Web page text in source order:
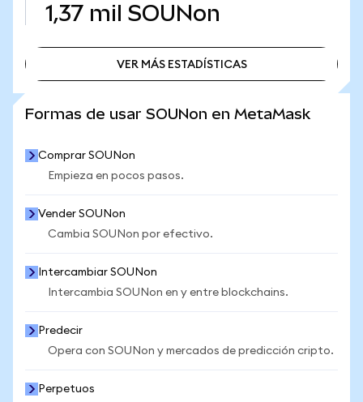
1,37 mil SOUNon
VER MÁS ESTADÍSTICAS
Formas de usar SOUNon en MetaMask
Comprar SOUNon
Empieza en pocos pasos.
Vender SOUNon
Cambia SOUNon por efectivo.
Intercambiar SOUNon
Intercambia SOUNon en y entre blockchains.
Predecir
Opera con SOUNon y mercados de predicción cripto.
Perpetuos